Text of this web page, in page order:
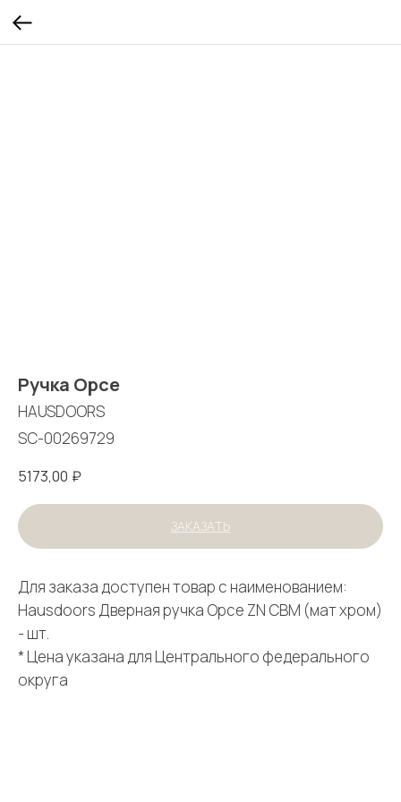
Ручка Орсе
HAUSDOORS
SC-00269729
5173,00 ₽
ЗАКАЗАТЬ
Для заказа доступен товар с наименованием:
Hausdoors Дверная ручка Орсе ZN CBM (мат хром)
- шт.
* Цена указана для Центрального федерального
округа